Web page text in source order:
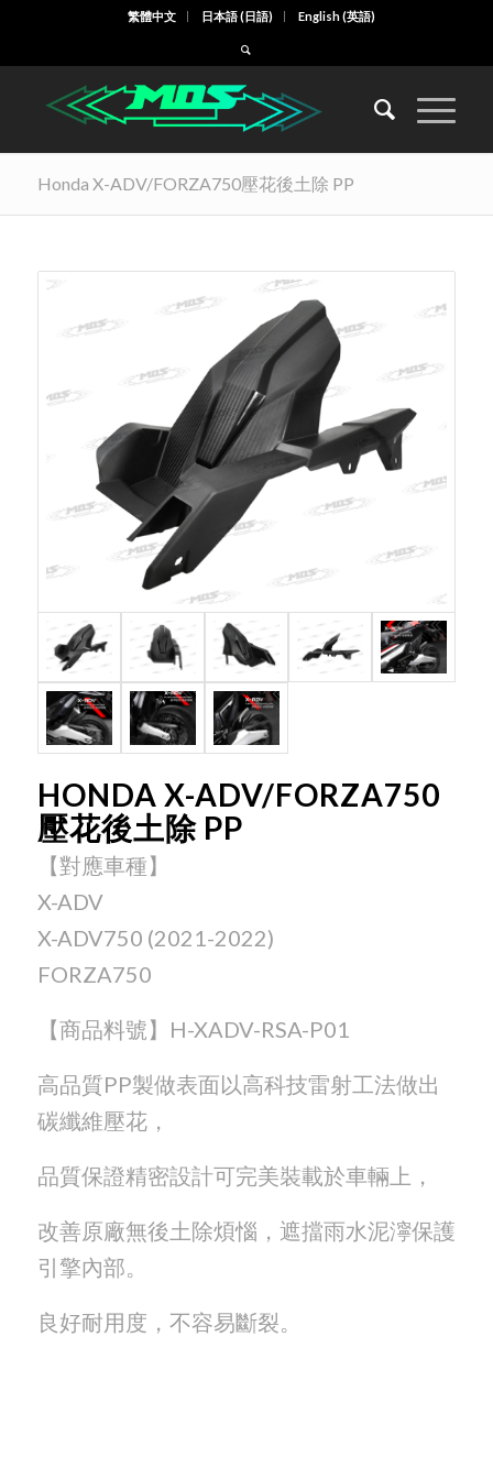
繁體中文 日本語(日語) English(英語)
Honda X-ADV/FORZA750壓花後土除 PP
HONDA X-ADV/FORZA750
壓花後土除 PP
【對應車種】
X-ADV
X-ADV750 (2021-2022)
FORZA750
【商品料號】H-XADV-RSA-P01
高品質PP製做表面以高科技雷射工法做出
碳纖維壓花，
品質保證精密設計可完美裝載於車輛上，
改善原廠無後土除煩惱，遮擋雨水泥濘保護
引擎內部。
良好耐用度，不容易斷裂。